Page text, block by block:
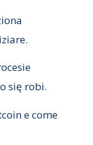
się robi.
e come